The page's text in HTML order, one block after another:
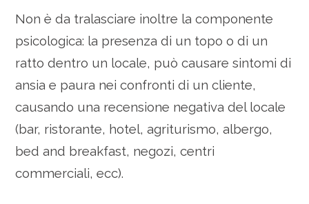
Non è da tralasciare inoltre la componente
psicologica: la presenza di un topo o di un
ratto dentro un locale, può causare sintomi di
ansia e paura nei confronti di un cliente,
causando una recensione negativa del locale
(bar, ristorante, hotel, agriturismo, albergo,
bed and breakfast, negozi, centri
commerciali, ecc).